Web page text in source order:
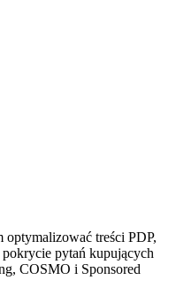
optymalizować treści PDP,
pytań kupujących
COSMO i Sponsored